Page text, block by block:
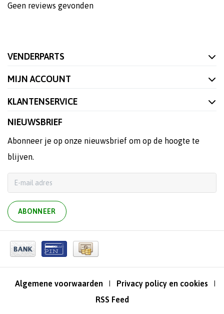
Geen reviews gevonden
VENDERPARTS
MIJN ACCOUNT
KLANTENSERVICE
NIEUWSBRIEF
Abonneer je op onze nieuwsbrief om op de hoogte te
blijven.
ABONNEER
Algemene voorwaarden Privacy policy en cookies
RSS Feed